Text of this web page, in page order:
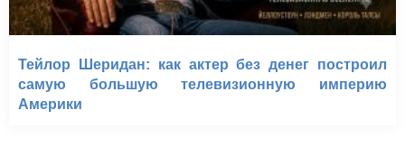
Тейлор Шеридан: как актер без денег построил
самую большую телевизионную империю
Америки